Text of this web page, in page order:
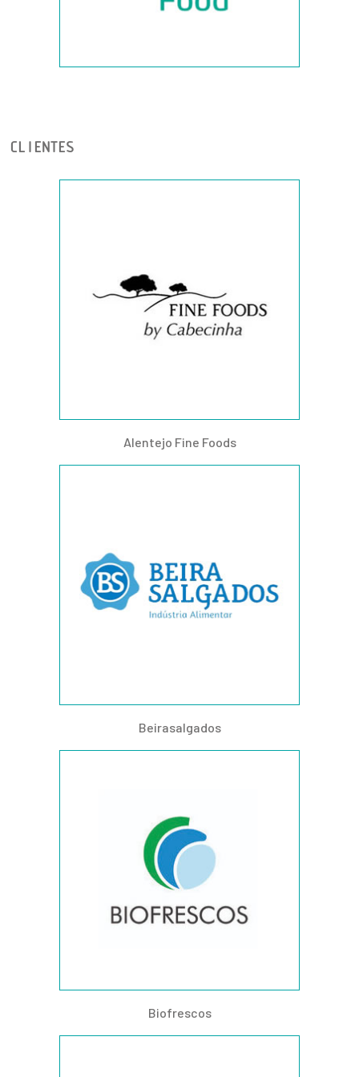
CLIENTES
Alentejo Fine Foods
Beirasalgados
Biofrescos